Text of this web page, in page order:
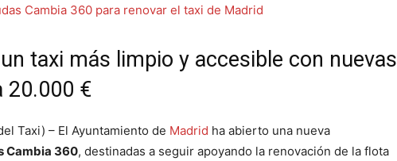
taxi más limpio y accesible con nuevas
20.000 €
Taxi) – El Ayuntamiento de Madrid ha abierto una nueva
Cambia 360, destinadas a seguir apoyando la renovación de la flota